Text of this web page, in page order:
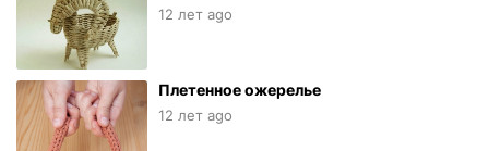
12 лет ago
Плетенное ожерелье
12 лет ago